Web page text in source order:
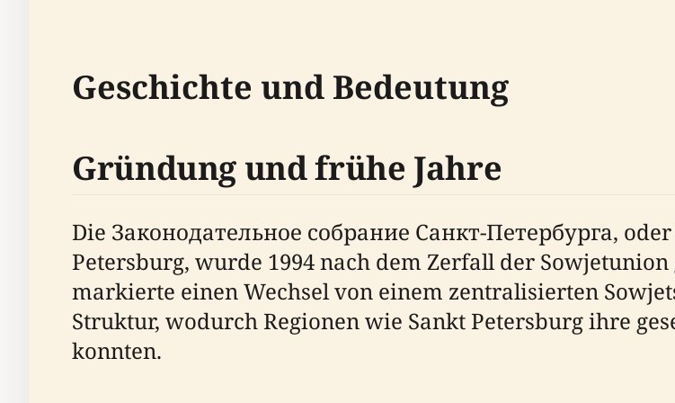
Geschichte und Bedeutung
Gründung und frühe Jahre
Die Законодательное собрание Санкт-Петербурга,
Petersburg, wurde 1994 nach dem Zerfall der
markierte einen Wechsel von einem zentralisierten
Struktur, wodurch Regionen wie Sankt Petersburg ihre
konnten.